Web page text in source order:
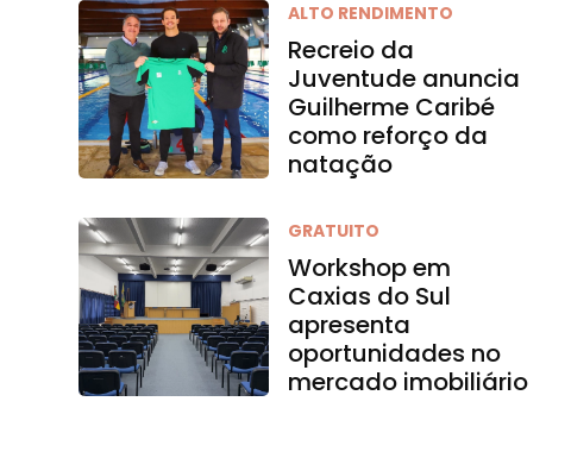
ALTO RENDIMENTO
Recreio da
Juventude anuncia
Guilherme Caribé
como reforço da
natação
GRATUITO
Workshop em
Caxias do Sul
apresenta
oportunidades no
mercado imobiliário